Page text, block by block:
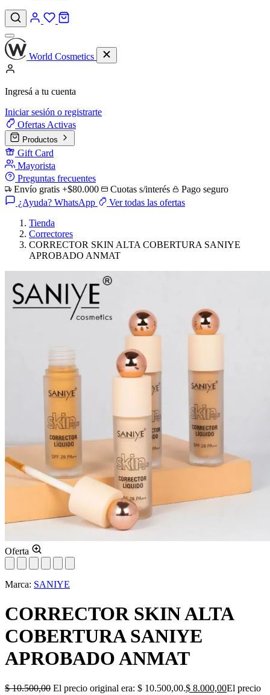
World Cosmetics
Ingresá a tu cuenta
Iniciar sesión o registrarte
Ofertas Activas
Productos
Gift Card
Mayorista
Preguntas frecuentes
Envío gratis +$80.000
Cuotas s/interés
Pago seguro
¿Ayuda? WhatsApp
Ver todas las ofertas
Tienda
Correctores
CORRECTOR SKIN ALTA COBERTURA SANIYE
APROBADO ANMAT
Oferta
Marca: SANIYE
CORRECTOR SKIN ALTA
COBERTURA SANIYE
APROBADO ANMAT
$10.500,00 El precio original era: $ 10.500,00.$ 8.000,00El precio